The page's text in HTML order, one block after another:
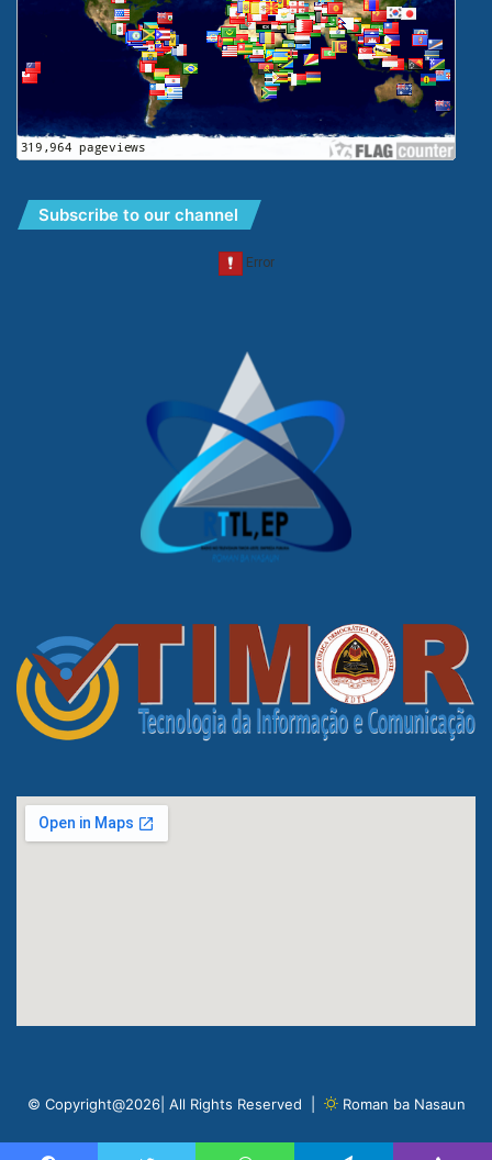
Subscribe to our channel
© Copyright@2026| All Rights Reserved | Roman ba Nasaun